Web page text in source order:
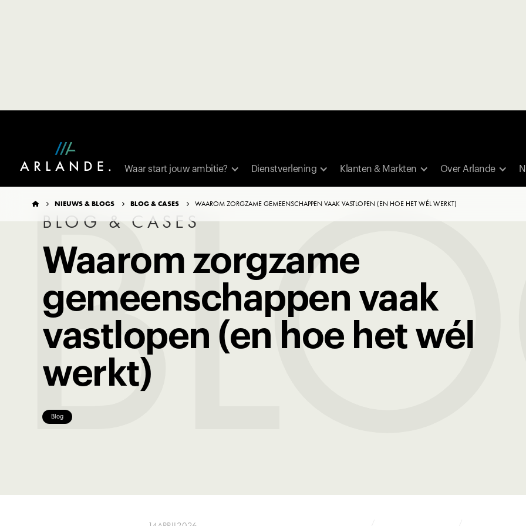
Waar start jouw ambitie? Dienstverlening Klanten & Markten Over Arlande
  NIEUWS & BLOGS  BLOG & CASES  WAAROM ZORGZAME GEMEENSCHAPPEN VAAK VASTLOPEN (EN HOE HET WÉL WERKT)
TERUG NAAR OVERZICHT
BLOG & CASES
Waarom zorgzame
gemeenschappen vaak
vastlopen (en hoe het wél
werkt)
Blog